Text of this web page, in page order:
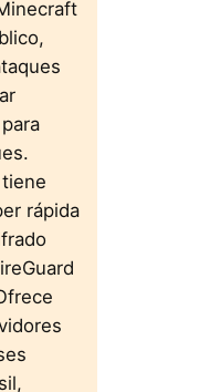
para
rápida